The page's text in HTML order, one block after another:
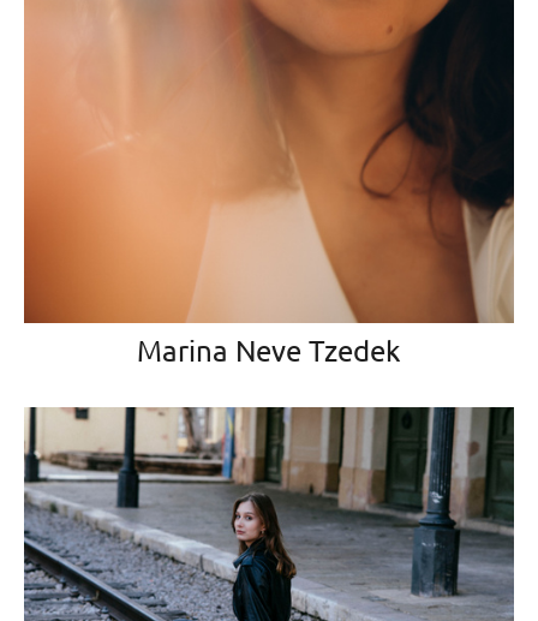
Marina Neve Tzedek